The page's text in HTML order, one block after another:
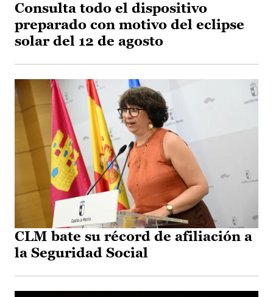
Consulta todo el dispositivo
preparado con motivo del eclipse
solar del 12 de agosto
CLM bate su récord de afiliación a
la Seguridad Social